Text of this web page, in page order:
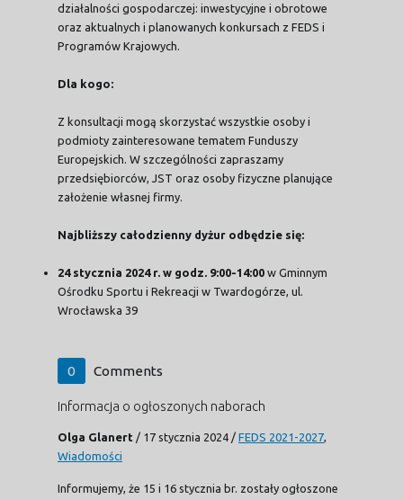
działalności gospodarczej: inwestycyjne i obrotowe
oraz aktualnych i planowanych konkursach z FEDS i
Programów Krajowych.
Dla kogo:
Z konsultacji mogą skorzystać wszystkie osoby i
podmioty zainteresowane tematem Funduszy
Europejskich. W szczególności zapraszamy
przedsiębiorców, JST oraz osoby fizyczne planujące
założenie własnej firmy.
Najbliższy całodzienny dyżur odbędzie się:
24 stycznia 2024 r. w godz. 9:00-14:00 w Gminnym
Ośrodku Sportu i Rekreacji w Twardogórze, ul.
Wrocławska 39
0 Comments
Informacja o ogłoszonych naborach
Olga Glanert / 17 stycznia 2024 / FEDS 2021-2027
Wiadomości
Informujemy, że 15 i 16 stycznia br. zostały ogłoszone